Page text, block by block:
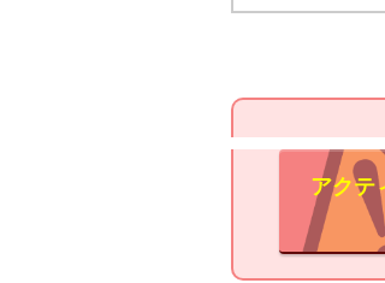
アクテ